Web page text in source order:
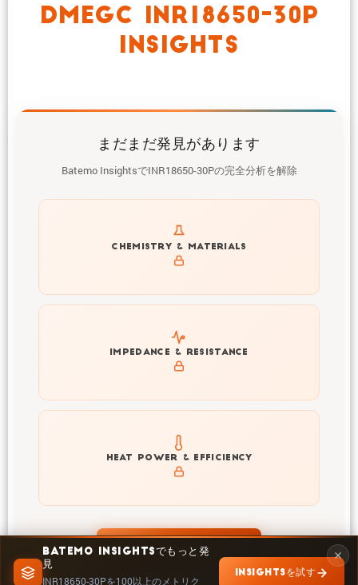
BATEMO INSIGHTSでもっと発
見
INR18650-30Pを100以上のメトリク
INSIGHTSを試す
DMEGC INR18650-30P
INSIGHTS
まだまだ発見があります
Batemo InsightsでINR18650-30Pの完全分析を解除
CHEMISTRY & MATERIALS
Get to know active materials for the INR18650-30P
IMPEDANCE & RESISTANCE
Explore impedance spectrum and DCIR (SOC, T) of
INR18650-30P
HEAT POWER & EFFICIENCY
Explore heat generation and cell efficiency at different
temperatures and powers of INR18650-30P
INSIGHTSで探索